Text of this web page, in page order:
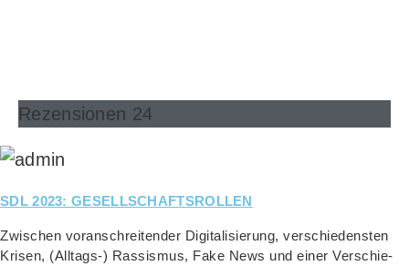
Rezensionen 24
SDL 2023: GESELLSCHAFTSROLLEN
Zwi­schen vor­an­schrei­ten­der Digi­ta­li­sie­rung, ver­schie­dens­ten
Kri­sen, (All­tags-) Ras­sis­mus, Fake News und einer Ver­schie­